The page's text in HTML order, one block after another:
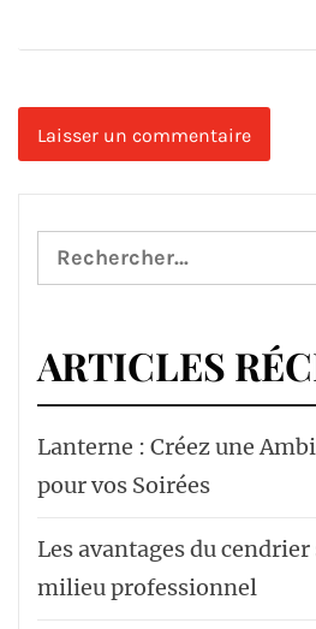
Rechercher :
ARTICLES
Lanterne : Créez une
pour vos Soirées
Les avantages du
milieu professionnel